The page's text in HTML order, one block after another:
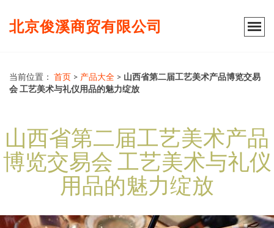
北京俊溪商贸有限公司
当前位置： 首页 > 产品大全 > 山西省第二届工艺美术产品博览交易
会 工艺美术与礼仪用品的魅力绽放
山西省第二届工艺美术产品
博览交易会 工艺美术与礼仪
用品的魅力绽放